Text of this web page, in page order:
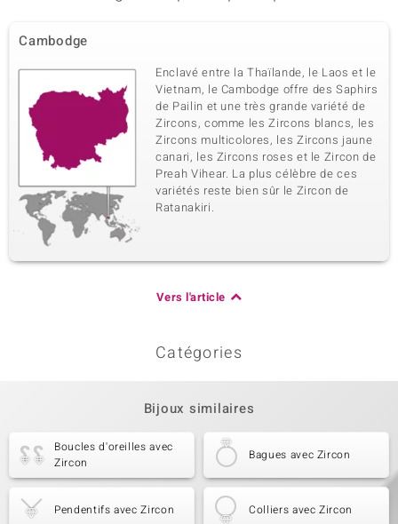
Cambodge
Enclavé entre la Thaïlande, le Laos et le
Vietnam, le Cambodge offre des Saphirs
de Pailin et une très grande variété de
Zircons, comme les Zircons blancs, les
Zircons multicolores, les Zircons jaune
canari, les Zircons roses et le Zircon de
Preah Vihear. La plus célèbre de ces
variétés reste bien sûr le Zircon de
Ratanakiri.
Vers l'article
Catégories
Bijoux similaires
Boucles d'oreilles avec
Zircon
Bagues avec Zircon
Pendentifs avec Zircon Colliers avec Zircon